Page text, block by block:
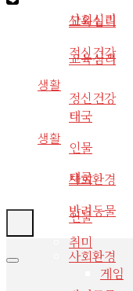
사회심리
교육심리
정신건강
생활
태국
인물
사회환경
교육심리
정신건강
생활
태국
인물
사회환경
반려동물
취미
게임